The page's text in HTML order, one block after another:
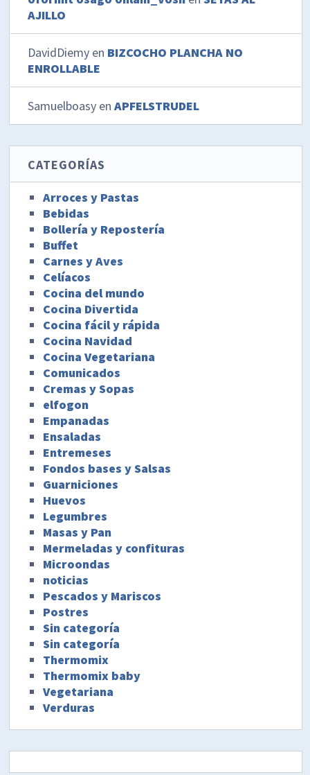
AJILLO
DavidDiemy en BIZCOCHO PLANCHA NO
ENROLLABLE
Samuelboasy enAPFELSTRUDEL
CATEGORÍAS
Arroces y Pastas
Bebidas
Bollería y Repostería
Buffet
Carnes y Aves
Celíacos
Cocina del mundo
Cocina Divertida
Cocina fácil y rápida
Cocina Navidad
Cocina Vegetariana
Comunicados
Cremas y Sopas
elfogon
Empanadas
Ensaladas
Entremeses
Fondos bases y Salsas
Guarniciones
Huevos
Legumbres
Masas y Pan
Mermeladas y confituras
Microondas
noticias
Pescados y Mariscos
Postres
Sin categoría
Sin categoría
Thermomix
Thermomix baby
Vegetariana
Verduras